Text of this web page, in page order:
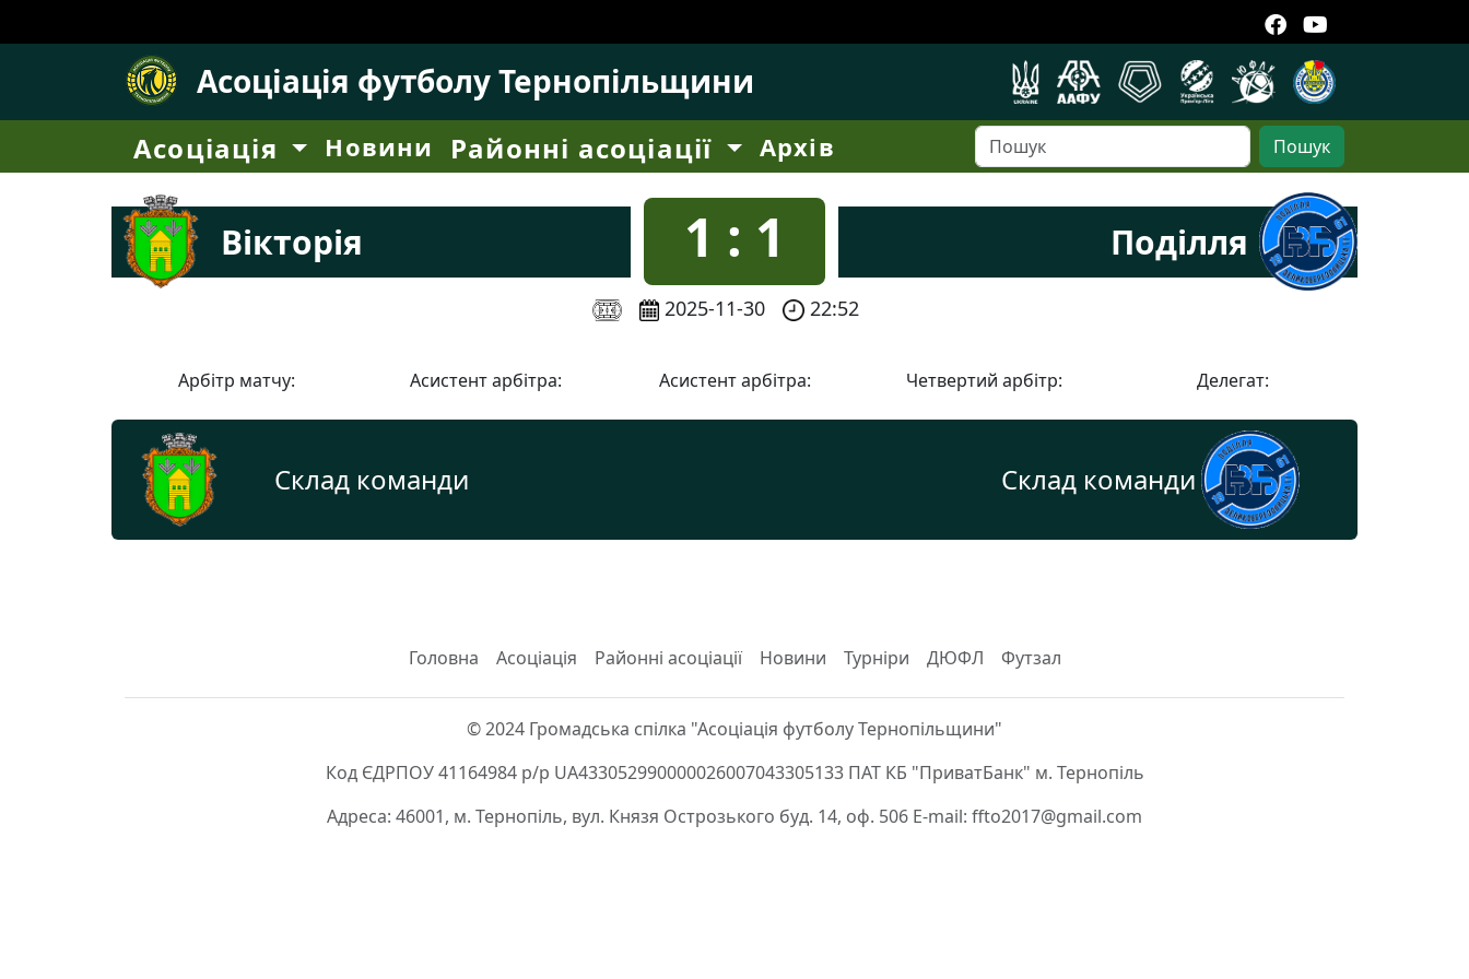
Асоціація футболу Тернопільщини
Асоціація Новини Районні асоціації Архів Пошук
Вікторія 1 : 1 Поділля
2025-11-30 22:52
Арбітр матчу: Асистент арбітра: Асистент арбітра: Четвертий арбітр: Делегат:
Склад команди Склад команди
Головна Асоціація Районні асоціації Новини Турніри ДЮФЛ Футзал
© 2024 Громадська спілка "Асоціація футболу Тернопільщини"
Код ЄДРПОУ 41164984 р/р UA433052990000026007043305133 ПАТ КБ "ПриватБанк" м. Тернопіль
Адреса: 46001, м. Тернопіль, вул. Князя Острозького буд. 14, оф. 506 E-mail: ffto2017@gmail.com